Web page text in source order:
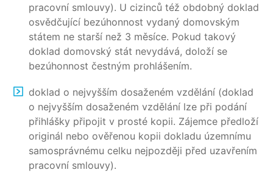
pracovní smlouvy). U cizinců též obdobný doklad
osvědčující bezúhonnost vydaný domovským
státem ne starší než 3 měsíce. Pokud takový
doklad domovský stát nevydává, doloží se
bezúhonnost čestným prohlášením.
doklad o nejvyšším dosaženém vzdělání (doklad
o nejvyšším dosaženém vzdělání lze při podání
přihlášky připojit v prosté kopii. Zájemce předloží
originál nebo ověřenou kopii dokladu územnímu
samosprávnému celku nejpozději před uzavřením
pracovní smlouvy).